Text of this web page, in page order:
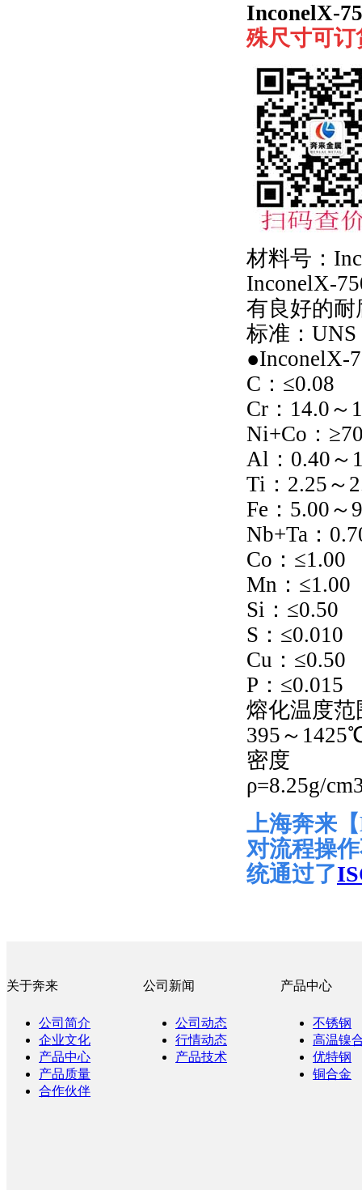
InconelX-
殊尺寸可订
材料号：
InconelX-
有良好的
标准：UNS
●InconelX-
C：≤0.08
Cr：14.0～
Ni+Co：
Al：0.40～
Ti：2.25～
Fe：5.00～
Nb+Ta：
Co：≤1.00
Mn：≤1.00
Si：≤0.50
S：≤0.010
Cu：≤0.50
P：≤0.015
熔化温度范
395～
密度
ρ=8.25g/
上海奔来
对流程操
统通过了
关于奔来
公司简介
企业文化
产品中心
产品质量
合作伙伴
公司新闻
公司动态
行情动态
产品技术
产品中心
不锈钢
高温镍
优特钢
铜合金